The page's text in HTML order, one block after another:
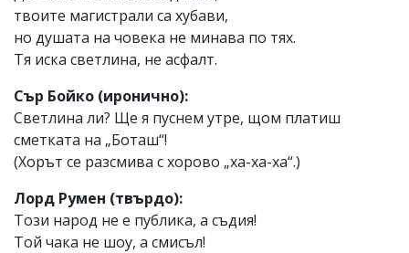
твоите магистрали са хубави,
но душата на човека не минава по тях.
Тя иска светлина, не асфалт.
Сър Бойко (иронично):
Светлина ли? Ще я пуснем утре, щом платиш
сметката на „Боташ“!
(Хорът се разсмива с хорово „ха-ха-ха“.)
Лорд Румен (твърдо):
Този народ не е публика, а съдия!
Той чака не шоу, а смисъл!